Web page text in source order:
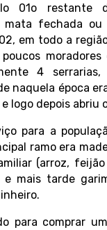
01o restante
mata fechada ou
em todo a
4
naquela época
logo depois abriu
para a
ramo era
(arroz,
e mais tarde
para comprar